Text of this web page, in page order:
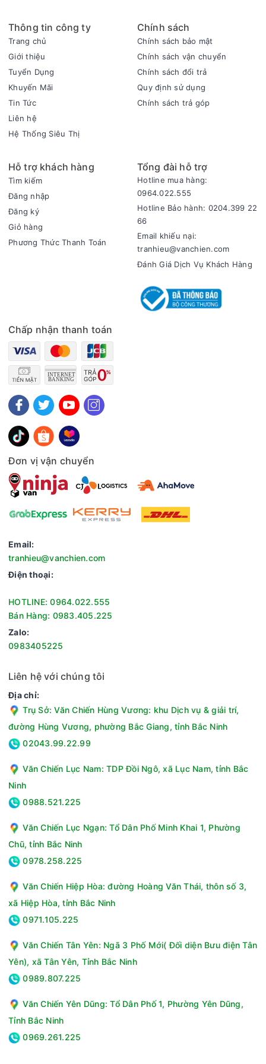
Khả năng kết nối linh hoạt
Dalton TS-12G400XP hỗ trợ nhiều phương thức kết nối như
Bluetooth, USB, thẻ nhớ SD, đài FM, cổng AUX và micro. Bạn
có thể dễ dàng kết nối loa với điện thoại, máy tính bảng,
laptop hoặc các thiết bị âm nhạc khác, để tận hưởng âm
này giúp loa trở thành lựa chọn tuyệt vời cho các bữa tiệc
karaoke, sự kiện ngoài trời, hoặc thư giãn tại nhà.
Tích hợp micro không dây
Loa đi kèm với 2 micro không dây sóng UHF, cho khả năng
kết nối xa và ổn định. Các micro này được làm từ chất liệu
kim loại nguyên khối màu vàng sang trọng, bền bỉ theo thời
chỉnh 16 tần số kết nối, giúp tránh nhiễu sóng khi sử dụng
nhiều thiết bị cùng lúc.
Loa Karaoke Dalton TS-12G400XP là một sản phẩm âm thanh
ấn tượng với công suất mạnh mẽ, chất lượng âm thanh tuyệt
vời và tính năng kết nối linh hoạt. Với thiết kế hiện đại, khả
năng di động tiện lợi và tích hợp micro không dây, sản phẩm
này là lựa chọn hoàn hảo cho những buổi tiệc karaoke, sự
kiện hoặc giải trí gia đình.
Thông số kỹ thuật Loa kéo Dalton TS-12G400XP
Công suất loa: 500W
Tính năng
Bánh xe di chuyển: 4 bánh
Công nghệ & Kết nối
Nguồn điện hoặc Pin
Thời gian sạc pin: 5 - 6 giờ
Thông tin công ty
Trang chủ
Giới thiệu
Tuyển Dụng
Khuyến Mãi
Tin Tức
Liên hệ
Hệ Thống Siêu Thị
Chính sách
Chính sách bảo mật
Chính sách vận chuyển
Chính sách đổi trả
Quy định sử dụng
Chính sách trả góp
Hỗ trợ khách hàng
Tìm kiếm
Đăng nhập
Đăng ký
Giỏ hàng
Phương Thức Thanh Toán
Tổng đài hỗ trợ
Hotline mua hàng:
0964.022.555
Hotline Bảo hành: 0204.399 22
66
Email khiếu nại:
tranhieu@vanchien.com
Đánh Giá Dịch Vụ Khách Hàng
Chấp nhận thanh toán
Đơn vị vận chuyển
Email:
tranhieu@vanchien.com
Điện thoại:
HOTLINE: 0964.022.555
Bán Hàng: 0983.405.225
Zalo:
0983405225
Liên hệ với chúng tôi
Địa chỉ:
Trụ Sở: Văn Chiến Hùng Vương: khu Dịch vụ & giải trí,
đường Hùng Vương, phường Bắc Giang, tỉnh Bắc Ninh
02043.99.22.99
Văn Chiến Lục Nam: TDP Đồi Ngô, xã Lục Nam, tỉnh Bắc
Ninh
0988.521.225
Văn Chiến Lục Ngạn: Tổ Dân Phố Minh Khai 1, Phường
Chũ, tỉnh Bắc Ninh
0978.258.225
Văn Chiến Hiệp Hòa: đường Hoàng Văn Thái, thôn số 3,
xã Hiệp Hòa, tỉnh Bắc Ninh
0971.105.225
Văn Chiến Tân Yên: Ngã 3 Phố Mới( Đối diện Bưu điện Tân
Yên), xã Tân Yên, Tỉnh Bắc Ninh
0989.807.225
Văn Chiến Yên Dũng: Tổ Dân Phố 1, Phường Yên Dũng,
Tỉnh Bắc Ninh
0969.261.225